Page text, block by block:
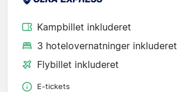
Kampbillet inkluderet
3 hotelovernatninger inkluderet
Flybillet inkluderet
E-tickets